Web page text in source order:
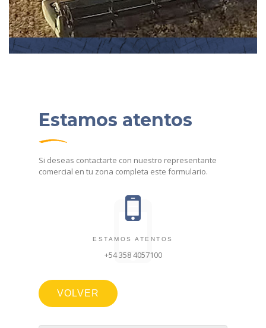
Estamos atentos
Si deseas contactarte con nuestro representante
comercial en tu zona completa este formulario.
ESTAMOS ATENTOS
+54 358 4057100
VOLVER